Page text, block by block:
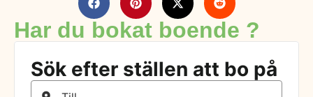
Har du bokat boende ?